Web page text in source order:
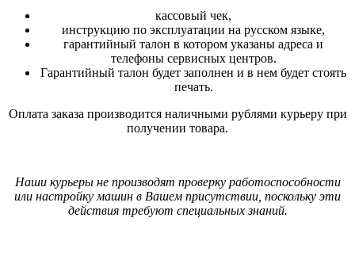
кассовый чек,
инструкцию по эксплуатации на русском языке,
гарантийный талон в котором указаны адреса и
телефоны сервисных центров.
Гарантийный талон будет заполнен и в нем будет стоять
печать.
Оплата заказа производится наличными рублями курьеру при
получении товара.
Наши курьеры не производят проверку работоспособности
или настройку машин в Вашем присутствии, поскольку эти
действия требуют специальных знаний.